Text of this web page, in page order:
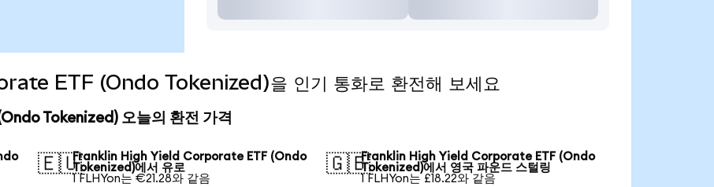
ETF (Ondo Tokenized)을 인기 통화로 환전해 보세요
Tokenized) 오늘의 환전 가격
🇪🇺Franklin High Yield Corporate ETF (Ondo
Tokenized)에서 유로
1 FLHYon는 €21.28와 같음
🇬🇧Franklin High Yield Corporate ETF (Ondo
Tokenized)에서 영국 파운드 스털링
1 FLHYon는 £18.22와 같음